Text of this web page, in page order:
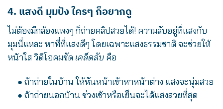
4. แสงดี มุมปัง ใครๆ ก็อยากดู
ไม่ต้องมีกล้องแพงๆ ก็ถ่ายคลิปสวยได้! ความลับอยู่ที่แสงกับ
มุมนี่แหละ หาที่ที่แสงดีๆ โดยเฉพาะแสงธรรมชาติ จะช่วยให้
หน้าใส วิดีโอคมชัด เคล็ดลับ คือ
● ถ้าถ่ายในบ้าน ให้หันหน้าเข้าหาหน้าต่าง แสงจะนุ่มสวย
● ถ้าถ่ายนอกบ้าน ช่วงเช้าหรือเย็นจะได้แสงสวยที่สุด